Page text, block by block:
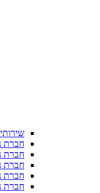
שירותי
חברת
חברת
חברת
חברת
חברת